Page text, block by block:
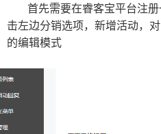
首先需要在睿客宝平台注
击左边分销选项，新增活动，
的编辑模式